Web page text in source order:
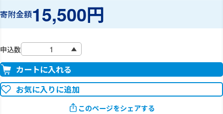
寄附金額15,500円
申込数
カートに入れる
お気に入りに追加
このページをシェアする